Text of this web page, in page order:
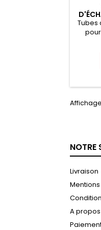
Tubes
NOTRE
Livraison
A propos